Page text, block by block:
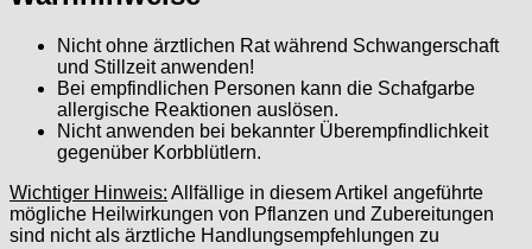
Nicht ohne ärztlichen Rat während Schwangerschaft
und Stillzeit anwenden!
Bei empfindlichen Personen kann die Schafgarbe
allergische Reaktionen auslösen.
Nicht anwenden bei bekannter Überempfindlichkeit
gegenüber Korbblütlern.
Wichtiger Hinweis: Allfällige in diesem Artikel angeführte
mögliche Heilwirkungen von Pflanzen und Zubereitungen
sind nicht als ärztliche Handlungsempfehlungen zu